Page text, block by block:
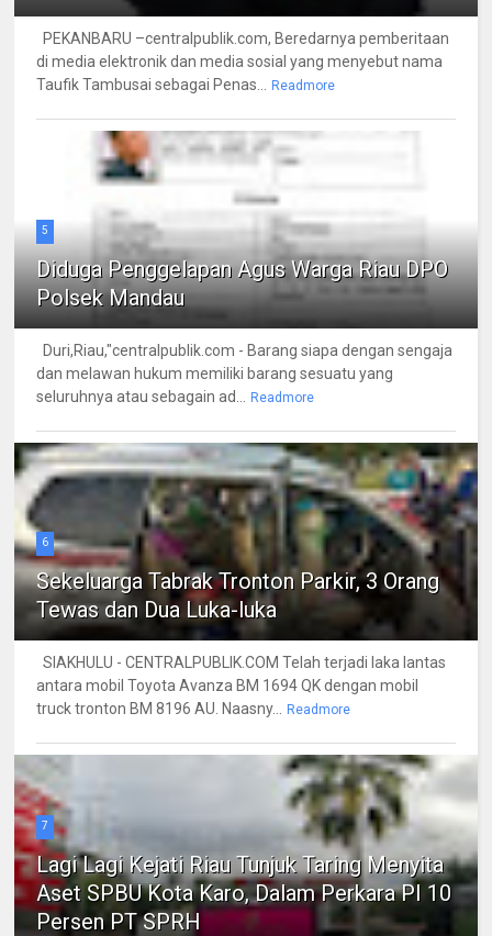
PEKANBARU –centralpublik.com, Beredarnya pemberitaan
di media elektronik dan media sosial yang menyebut nama
Taufik Tambusai sebagai Penas...
Readmore
5
Diduga Penggelapan Agus Warga Riau DPO
Polsek Mandau
Duri,Riau,"centralpublik.com - Barang siapa dengan sengaja
dan melawan hukum memiliki barang sesuatu yang
seluruhnya atau sebagain ad...
Readmore
6
Sekeluarga Tabrak Tronton Parkir, 3 Orang
Tewas dan Dua Luka-luka
SIAKHULU - CENTRALPUBLIK.COM Telah terjadi laka lantas
antara mobil Toyota Avanza BM 1694 QK dengan mobil
truck tronton BM 8196 AU. Naasny...
Readmore
7
Lagi Lagi Kejati Riau Tunjuk Taring Menyita
Aset SPBU Kota Karo, Dalam Perkara PI 10
Persen PT SPRH